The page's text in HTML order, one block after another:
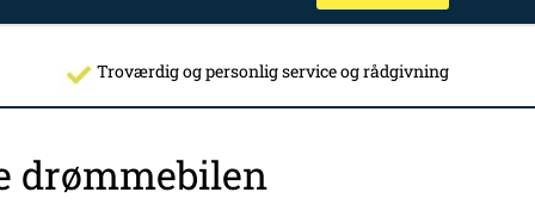
Troværdig og personlig service og rådgivning
drømmebilen